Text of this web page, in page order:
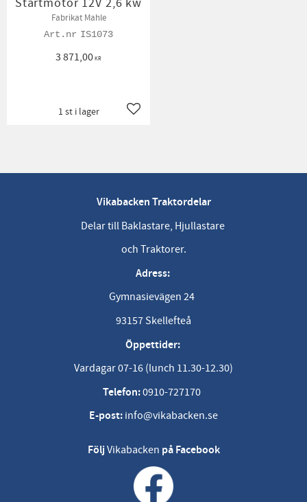
Fabrikat Mahle
IS1073
3 871,00KR
Lägg till i favoriter
1 st i lager
Vikabacken Traktordelar
Delar till Baklastare, Hjullastare
och Traktorer.
Adress:
Gymnasievägen 24
93157 Skellefteå
Öppettider:
Vardagar 07-16 (lunch 11.30-12.30)
Telefon:0910-727170
E-post: info@vikabacken.se
FöljVikabacken på Facebook